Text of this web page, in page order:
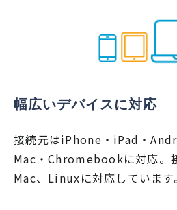
幅広いデバイスに対応
接続元はiPhone・iPad・
Mac・Chromebookに対応。
Mac、Linuxに対応しています。